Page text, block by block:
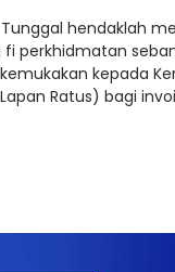
hendaklah
fi perkhidmatan
kepada
Ratus) bagi